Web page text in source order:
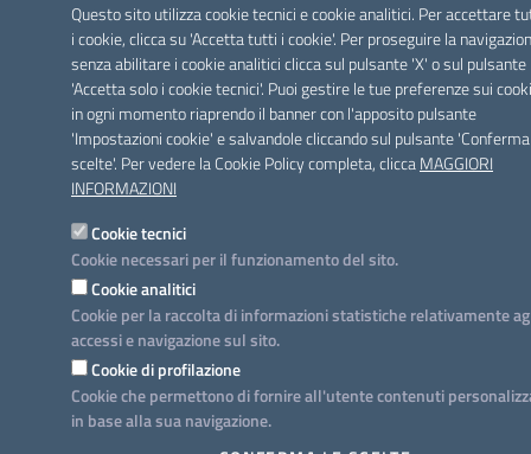
Questo sito utilizza cookie tecnici e cookie analitici. Per accettare
i cookie, clicca su 'Accetta tutti i cookie'. Per proseguire la
senza abilitare i cookie analitici clicca sul pulsante 'X' o sul pulsante
'Accetta solo i cookie tecnici'. Puoi gestire le tue preferenze sui
in ogni momento riaprendo il banner con l'apposito pulsante
'Impostazioni cookie' e salvandole cliccando sul pulsante
scelte'. Per vedere la Cookie Policy completa, cliccaMAGGIORI
INFORMAZIONI
Cookie tecnici
Cookie necessari per il funzionamento del sito.
Cookie analitici
Cookie per la raccolta di informazioni statistiche relativamente
accessi e navigazione sul sito.
Cookie di profilazione
Cookie che permettono di fornire all'utente contenuti
in base alla sua navigazione.
SEGUICI SU
FacebookTwitter Youtube InstagramLinkedin